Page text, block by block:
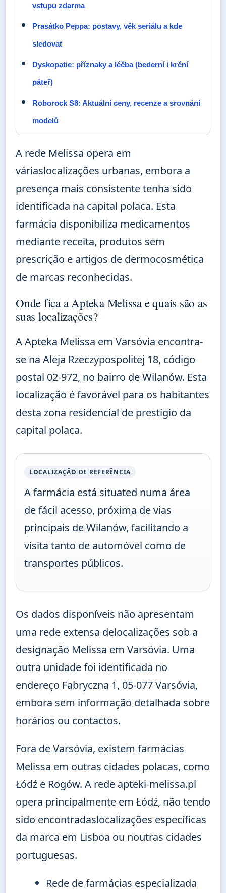
vstupu zdarma
Prasátko Peppa: postavy, věk seriálu a kde
sledovat
Dyskopatie: příznaky a léčba (bederní i krční
páteř)
Roborock S8: Aktuální ceny, recenze a srovnání
modelů
A rede Melissa opera em
váriaslocalizações urbanas, embora a
presença mais consistente tenha sido
identificada na capital polaca. Esta
farmácia disponibiliza medicamentos
mediante receita, produtos sem
prescrição e artigos de dermocosmética
de marcas reconhecidas.
Onde fica a Apteka Melissa e quais são as
suas localizações?
A Apteka Melissa em Varsóvia encontra-
se na Aleja Rzeczypospolitej 18, código
postal 02-972, no bairro de Wilanów. Esta
localização é favorável para os habitantes
desta zona residencial de prestígio da
capital polaca.
LOCALIZAÇÃO DE REFERÊNCIA
A farmácia está situated numa área
de fácil acesso, próxima de vias
principais de Wilanów, facilitando a
visita tanto de automóvel como de
transportes públicos.
Os dados disponíveis não apresentam
uma rede extensa delocalizações sob a
designação Melissa em Varsóvia. Uma
outra unidade foi identificada no
endereço Fabryczna 1, 05-077 Varsóvia,
embora sem informação detalhada sobre
horários ou contactos.
Fora de Varsóvia, existem farmácias
Melissa em outras cidades polacas, como
Łódź e Rogów. A rede apteki-melissa.pl
opera principalmente em Łódź, não tendo
sido encontradaslocalizações específicas
da marca em Lisboa ou noutras cidades
portuguesas.
Rede de farmácias especializada